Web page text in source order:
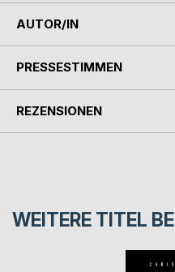
AUTOR/IN
PRESSESTIMMEN
REZENSIONEN
WEITERE TITEL BEI